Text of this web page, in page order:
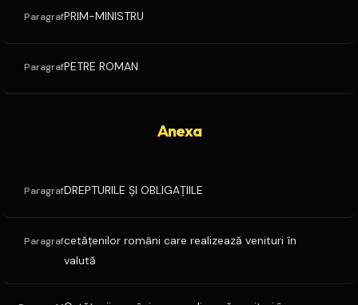
ParagrafPRIM-MINISTRU
ParagrafPETRE ROMAN
Anexa
ParagrafDREPTURILE ŞI OBLIGAŢIILE
Paragrafcetăţenilor români care realizează venituri în
valută